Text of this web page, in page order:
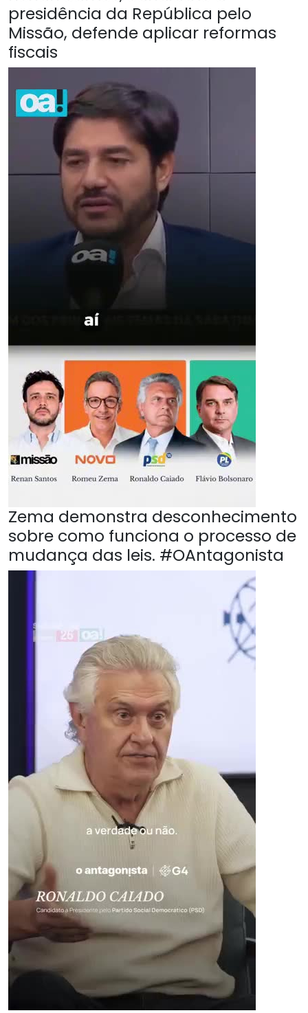
presidência da República pelo
Missão, defende aplicar reformas
fiscais
Zema demonstra desconhecimento
sobre como funciona o processo de
mudança das leis. #OAntagonista